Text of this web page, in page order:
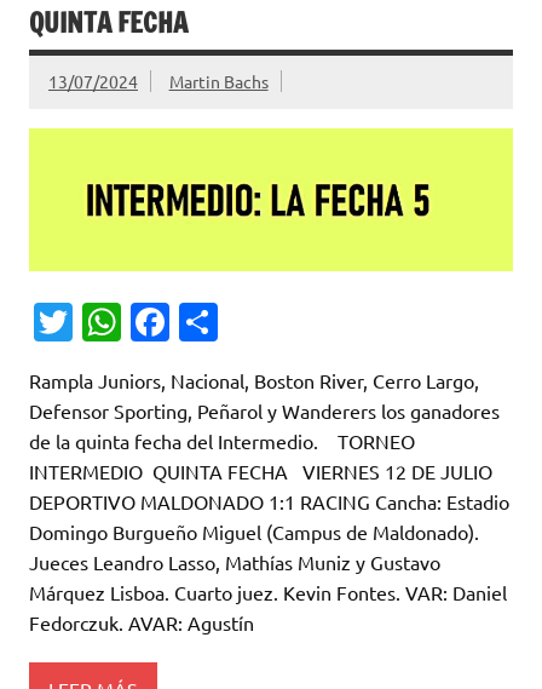
QUINTA FECHA
13/07/2024 Martin Bachs
T
it
te
r
W
at
s
A
p
p
Fa
e
b
o
o
k
m
p
ar
ti
r
Rampla Juniors, Nacional, Boston River, Cerro Largo,
Defensor Sporting, Peñarol y Wanderers los ganadores
de la quinta fecha del Intermedio. TORNEO
INTERMEDIO QUINTA FECHA VIERNES 12 DE JULIO
DEPORTIVO MALDONADO 1:1 RACING Cancha: Estadio
Domingo Burgueño Miguel (Campus de Maldonado).
Jueces Leandro Lasso, Mathías Muniz y Gustavo
Márquez Lisboa. Cuarto juez. Kevin Fontes. VAR: Daniel
Fedorczuk. AVAR: Agustín